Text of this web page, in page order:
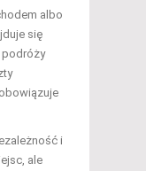
albo
się
podróży
i
ale